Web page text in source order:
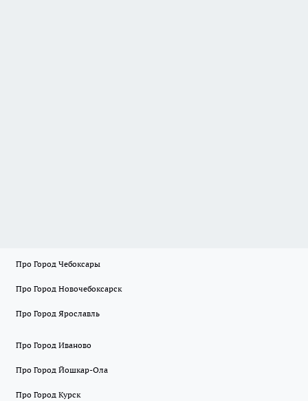
Про Город Чебоксары
Про Город Новочебоксарск
Про Город Ярославль
Про Город Иваново
Про Город Йошкар-Ола
Про Город Курск